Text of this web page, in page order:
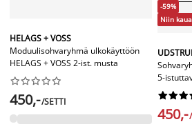
HELAGS + VOSS
Moduulisohvaryhmä ulkokäyttöön
HELAGS + VOSS 2-ist. musta






450,-/SETTI
-59%
Niin
5-




450,-